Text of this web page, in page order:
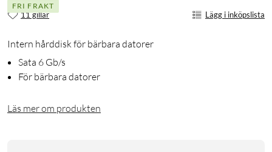
FRI FRAKT
11 gillar Lägg i inköpslista
Intern hårddisk för bärbara datorer
Sata 6 Gb/s
För bärbara datorer
Läs mer om produkten